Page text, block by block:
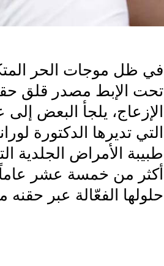
في ظل موجات الحر
تحت الإبط مصدر قلق
الإزعاج، يلجأ البعض
طبيبة الأمراض الجلدية
أكثر من خمسة عشر
حلولها الفعّالة عبر